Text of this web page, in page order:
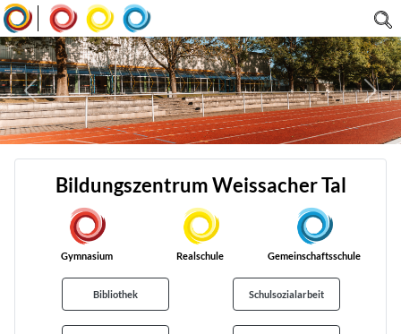
Bildungszentrum Weissacher Tal
Gymnasium Realschule Gemein­schafts­schule
Bibliothek Schulsozialarbeit